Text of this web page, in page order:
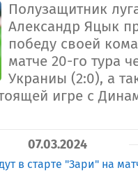
Полузащитник
Александр Яцык
победу своей
матче 20-го тура
Украниы (2:0), а
игре с
07.03.2024
в старте "Зари" на